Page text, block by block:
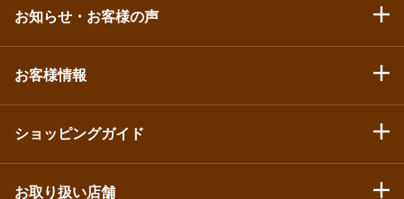
お知らせ・お客様の声
お客様情報
ショッピングガイド
お取り扱い店舗